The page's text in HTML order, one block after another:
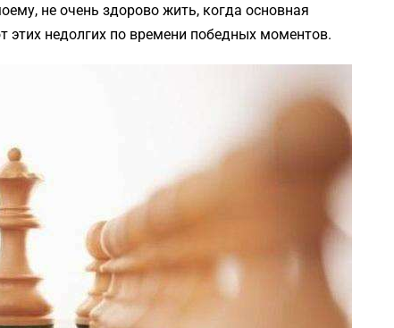
не очень здорово жить, когда основная
этих недолгих по времени победных моментов.